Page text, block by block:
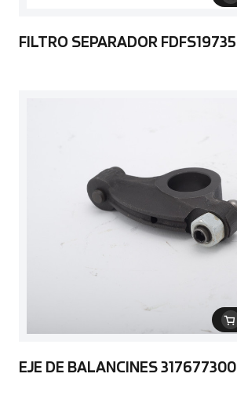
FILTRO SEPARADOR FDFS19735
EJE DE BALANCINES 317677300